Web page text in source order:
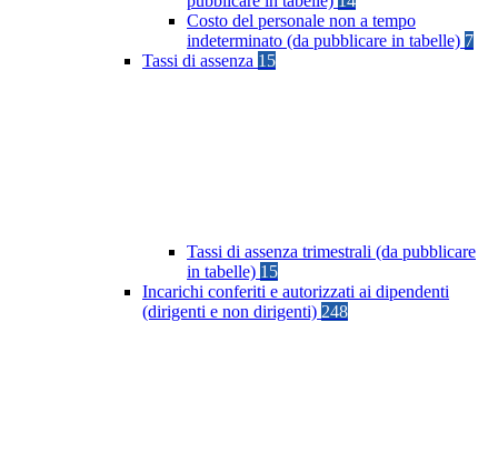
Costo del personale non a tempo
indeterminato (da pubblicare in tabelle) 7
Tassi di assenza 15
Tassi di assenza trimestrali (da pubblicare
in tabelle) 15
Incarichi conferiti e autorizzati ai dipendenti
(dirigenti e non dirigenti) 248